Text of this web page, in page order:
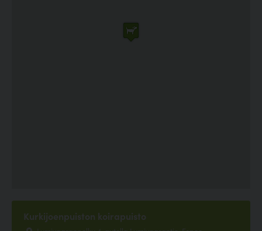
Kurkijoenpuiston koirapuisto